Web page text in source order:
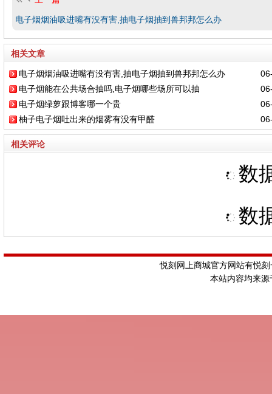
电子烟烟油吸进嘴有没有害,抽电子烟抽到兽邦邦怎么办
相关文章
电子烟烟油吸进嘴有没有害,抽电子烟抽到兽邦邦怎么办
电子烟能在公共场合抽吗,电子烟哪些场所可以抽
电子烟绿萝跟博客哪一个贵
柚子电子烟吐出来的烟雾有没有甲醛
相关评论
数
数
悦刻网上商城官方网站有悦
本站内容均来